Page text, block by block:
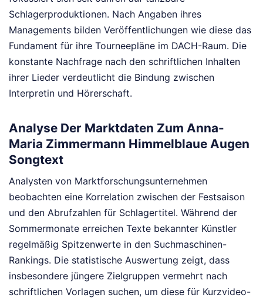
Schlagerproduktionen. Nach Angaben ihres
Managements bilden Veröffentlichungen wie diese das
Fundament für ihre Tourneepläne im DACH-Raum. Die
konstante Nachfrage nach den schriftlichen Inhalten
ihrer Lieder verdeutlicht die Bindung zwischen
Interpretin und Hörerschaft.
Analyse Der Marktdaten Zum Anna-
Maria Zimmermann Himmelblaue Augen
Songtext
Analysten von Marktforschungsunternehmen
beobachten eine Korrelation zwischen der Festsaison
und den Abrufzahlen für Schlagertitel. Während der
Sommermonate erreichen Texte bekannter Künstler
regelmäßig Spitzenwerte in den Suchmaschinen-
Rankings. Die statistische Auswertung zeigt, dass
insbesondere jüngere Zielgruppen vermehrt nach
schriftlichen Vorlagen suchen, um diese für Kurzvideo-